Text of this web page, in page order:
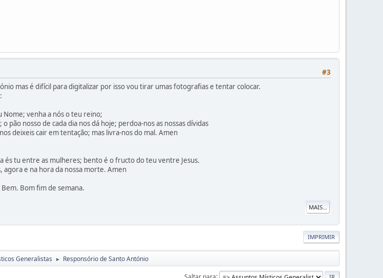
#3
mas é difícil para digitalizar por isso vou tirar umas fotografias e tentar colocar.
Nome; venha a nós o teu reino;
pão nosso de cada dia nos dá hoje; perdoa-nos as nossas dívidas
deixeis cair em tentação; mas livra-nos do mal. Amen
és tu entre as mulheres; bento é o fructo do teu ventre Jesus.
agora e na hora da nossa morte. Amen
Bom fim de semana.
MAIS...
IMPRIMIR
Generalistas ► Responsório de Santo António